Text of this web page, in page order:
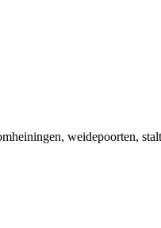
weidepoorten,